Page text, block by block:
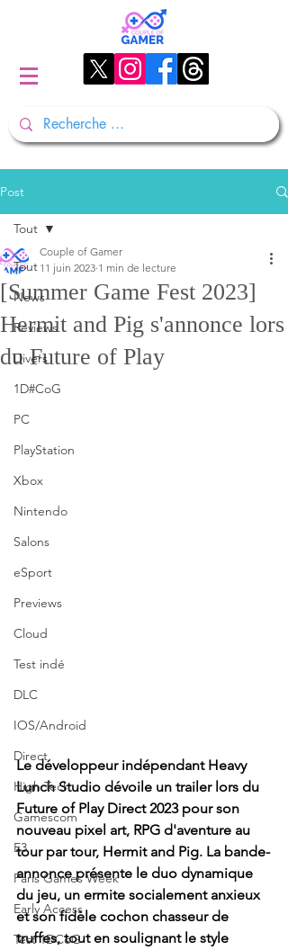
Post
Tout
News
Reviews
Divers
1D#CoG
PC
PlayStation
Xbox
Nintendo
Salons
eSport
Previews
Cloud
Test indé
DLC
IOS/Android
Direct
High Tech
Gamescom
E3
Paris Games Week
Early Access
Test 1DCoG
Tout
[Summer Game Fest 2023]
Hermit and Pig s'annonce lors
du Future of Play
Couple of Gamer
11 juin 2023 1 min de lecture
Le développeur indépendant Heavy
Lunch Studio dévoile un trailer lors du
Future of Play Direct 2023 pour son
nouveau pixel art, RPG d'aventure au
tour par tour, Hermit and Pig. La bande-
annonce présente le duo dynamique
du jeu, un ermite socialement anxieux
et son fidèle cochon chasseur de
truffes, tout en soulignant le style